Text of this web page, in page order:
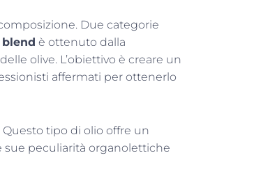
Due categorie
è ottenuto dalla
olive. L’obiettivo è creare un
affermati per ottenerlo
tipo di olio offre un
sue peculiarità organolettiche